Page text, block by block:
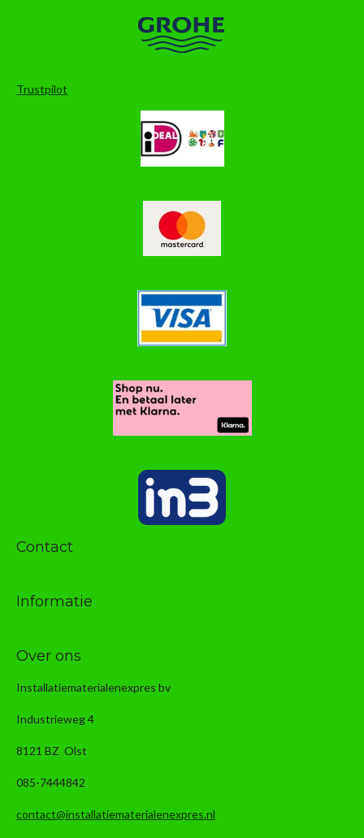
Trustpilot
Contact
Informatie
Over ons
Installatiematerialenexpres bv
Industrieweg 4
8121 BZ Olst
085-7444842
contact@installatiematerialenexpres.nl